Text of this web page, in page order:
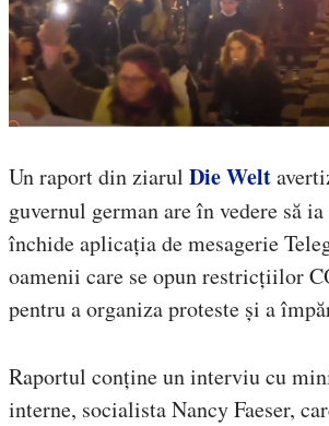
Un raport din ziarul Die Welt
guvernul german are în vedere să
închide aplicația de mesagerie
oamenii care se opun restricțiilor
pentru a organiza proteste și a
Raportul conține un interviu cu
interne, socialista Nancy Faeser,